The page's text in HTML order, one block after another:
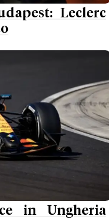
Leclerc
in Ungheria